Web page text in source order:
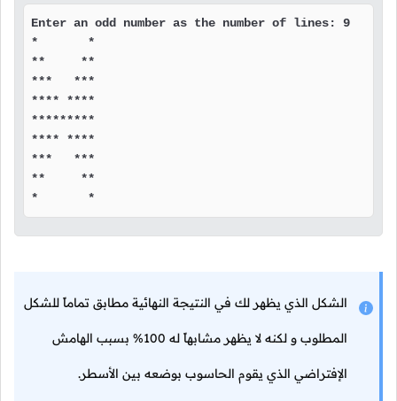
Enter an odd number as the number of lines: 9
*       *
**     **
***   ***
**** ****
*********
**** ****
***   ***
**     **
*       *
الشكل الذي يظهر لك في النتيجة النهائية مطابق تماماً للشكل
المطلوب و لكنه لا يظهر مشابهاً له 100% بسبب الهامش
الإفتراضي الذي يقوم الحاسوب بوضعه بين الأسطر.